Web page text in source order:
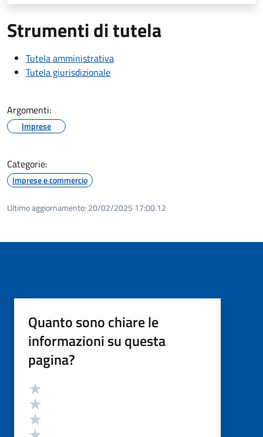
Strumenti di tutela
Tutela amministrativa
Tutela giurisdizionale
Argomenti:
Imprese
Categorie:
Imprese e commercio
Ultimo aggiornamento: 20/02/2025 17:00.12
Quanto sono chiare le
informazioni su questa
pagina?
Valutazione